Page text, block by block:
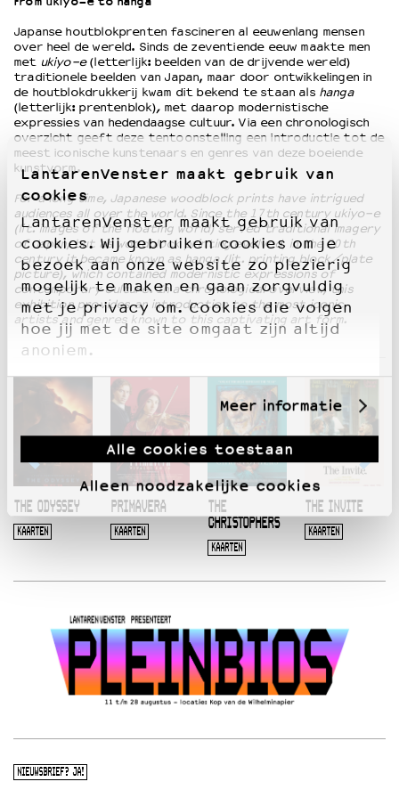
LantarenVenster maakt gebruik van
cookies
LantarenVenster maakt gebruik van
cookies. Wij gebruiken cookies om je
bezoek aan onze website zo plezierig
mogelijk te maken en gaan zorgvuldig
met je privacy om. Cookies die volgen
hoe jij met de site omgaat zijn altijd
anoniem.
Meer informatie
Alle cookies toestaan
Alleen noodzakelijke cookies
OVER LANTARENVENSTER
Wat we doen
Werken bij
Wie is wie
Word vriend
Historie
Partners
Huisregels
Privacyverklaring
Integriteits- en gedragscode
Duurzaamheid
Culturele boycot Israël
Ruimte voor artistieke vrijheid – VNPF
Japanse houtblokprenten fascineren al eeuwenlang mensen
over heel de wereld. Sinds de zeventiende eeuw maakte men
met ukiyo-e(letterlijk: beelden van de drijvende wereld)
traditionele beelden van Japan, maar door ontwikkelingen in
de houtblokdrukkerij kwam dit bekend te staan als hanga
(letterlijk: prentenblok), met daarop modernistische
expressies van hedendaagse cultuur. Via een chronologisch
overzicht geeft deze tentoonstelling een introductie tot de
meest iconische kunstenaars en genres van deze boeiende
kunstvorm.
For a long time, Japanese woodblock prints have intrigued
audiences all over the world. Since the 17th century ukiyo-e
(lit. images of the floating world) served traditional imagery
of Japan, but as woodblock printing evolved, in the 20th
century it became known as hanga (lit. printing block/plate
picture), which contained modernistic expressions of
contemporary culture. In a chronological overview, this
exhibition provides an introduction to the most iconic
artists and genres known to this captivating art form.
THE ODYSSEY
KAARTEN
PRIMAVERA
KAARTEN
THE
CHRISTOPHERS
KAARTEN
THE INVITE
KAARTEN
NIEUWSBRIEF? JA!